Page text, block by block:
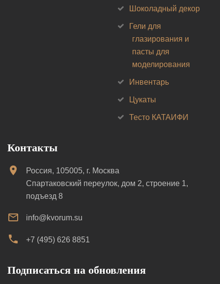
Шоколадный декор
Гели для
глазирования и
пасты для
моделирования
Инвентарь
Цукаты
Тесто КАТАИФИ
Контакты
Россия, 105005, г. Москва
Спартаковский переулок, дом 2, строение 1,
подъезд 8
info@kvorum.su
+7 (495) 626 8851
Подписаться на обновления